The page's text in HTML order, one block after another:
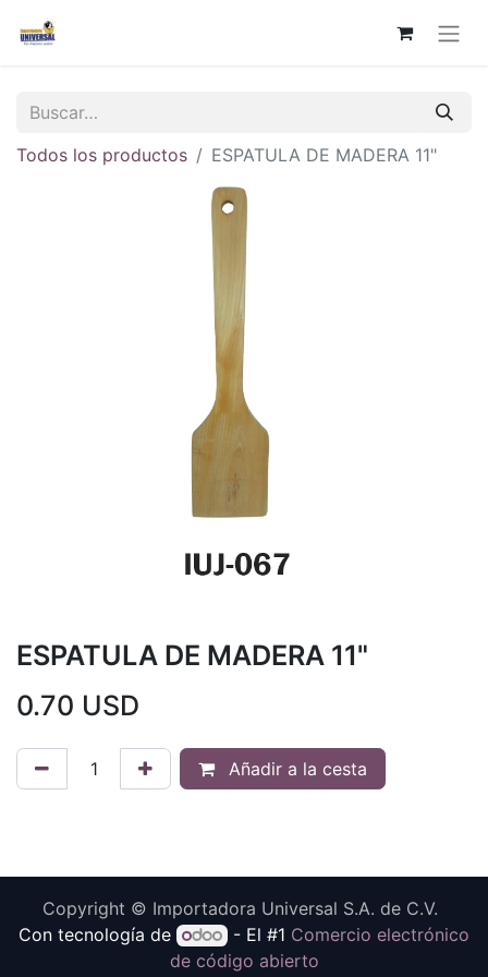
Todos los productos ESPATULA DE MADERA 11"
ESPATULA DE MADERA 11"
0.70 USD
Añadir a la cesta
Copyright © Importadora Universal S.A. de C.V.
Con tecnología de
- El #1 Comercio electrónico
de código abierto